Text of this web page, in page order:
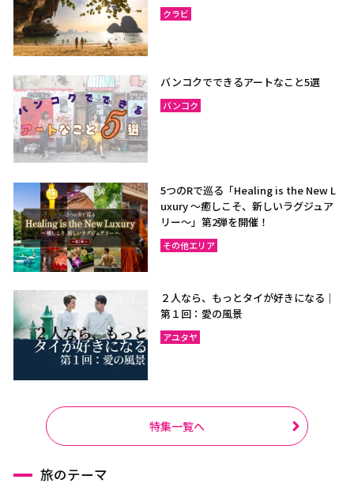
クラビ
バンコクでできるアートなこと5選
バンコク
5つのRで巡る「Healing is the New L
uxury ～癒しこそ、新しいラグジュア
リー〜」第2弾を開催！
その他エリア
２人なら、もっとタイが好きになる｜
第１回：愛の風景
アユタヤ
特集一覧へ
旅のテーマ